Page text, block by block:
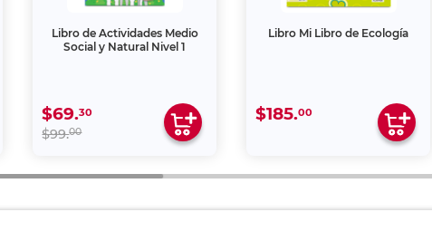
Libro de Actividades Medio
Social y Natural Nivel 1
$69.30
$99.00
Libro Mi Libro de Ecología
$185.00